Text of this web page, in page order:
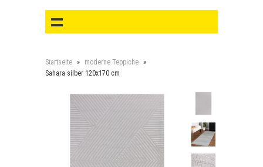
Startseite » moderne Teppiche »
Sahara silber 120x170 cm